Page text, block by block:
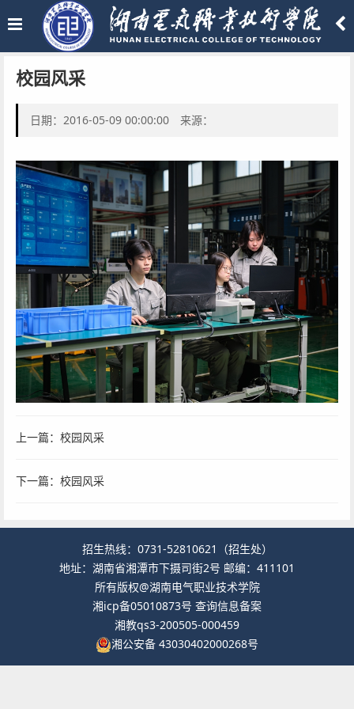
校园风采
日期：2016-05-09 00:00:00 来源：
上一篇： 校园风采
下一篇： 校园风采
招生热线：0731-52810621（招生处）
地址：湖南省湘潭市下摄司街2号 邮编：411101
所有版权@湖南电气职业技术学院
湘icp备05010873号 查询信息备案
湘教qs3-200505-000459
湘公安备 43030402000268号